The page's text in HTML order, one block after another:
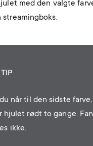
med den valgte
TIP
når til den sidste farve,
hjulet rødt to gange.
ikke.